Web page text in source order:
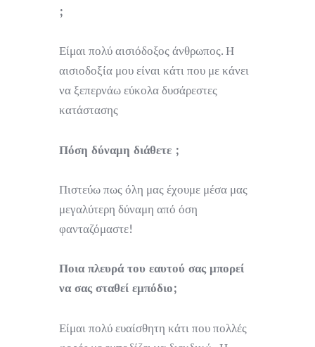
;
Είμαι πολύ αισιόδοξος άνθρωπος. Η
αισιοδοξία μου είναι κάτι που με κάνει
να ξεπερνάω εύκολα δυσάρεστες
κατάστασης
Πόση δύναμη διάθετε ;
Πιστεύω πως όλη μας έχουμε μέσα μας
μεγαλύτερη δύναμη από όση
φανταζόμαστε!
Ποια πλευρά του εαυτού σας μπορεί
να σας σταθεί εμπόδιο;
Είμαι πολύ ευαίσθητη κάτι που πολλές